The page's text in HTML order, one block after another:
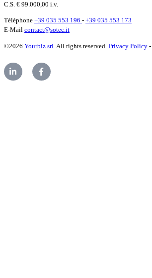
C.S. € 99.000,00 i.v.
Téléphone +39 035 553 196 - +39 035 553 173
E-Mail contact@sotec.it
©2026 Yourbiz srl . All rights reserved. Privacy Policy -